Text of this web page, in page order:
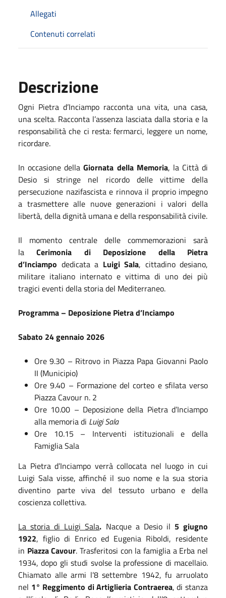
Allegati
Contenuti correlati
Descrizione
Ogni Pietra d’Inciampo racconta una vita, una casa,
una scelta. Racconta l’assenza lasciata dalla storia e la
responsabilità che ci resta: fermarci, leggere un nome,
ricordare.
In occasione dellaGiornata della Memoria, la Città di
Desio si stringe nel ricordo delle vittime della
persecuzione nazifascista e rinnova il proprio impegno
a trasmettere alle nuove generazioni i valori della
libertà, della dignità umana e della responsabilità civile.
Il momento centrale delle commemorazioni sarà
laCerimonia di Deposizione della Pietra
d’Inciampo dedicata a Luigi Sala, cittadino desiano,
militare italiano internato e vittima di uno dei più
tragici eventi della storia del Mediterraneo.
Programma – Deposizione Pietra d’Inciampo
Sabato 24 gennaio 2026
Ore 9.30 – Ritrovo in Piazza Papa Giovanni Paolo
II (Municipio)
Ore 9.40 – Formazione del corteo e sfilata verso
Piazza Cavour n. 2
Ore 10.00 – Deposizione della Pietra d’Inciampo
alla memoria di Luigi Sala
Ore 10.15 – Interventi istituzionali e della
Famiglia Sala
La Pietra d’Inciampo verrà collocata nel luogo in cui
Luigi Sala visse, affinché il suo nome e la sua storia
diventino parte viva del tessuto urbano e della
coscienza collettiva.
La storia di Luigi Sala. Nacque a Desio il 5 giugno
1922, figlio di Enrico ed Eugenia Riboldi, residente
in Piazza Cavour. Trasferitosi con la famiglia a Erba nel
1934, dopo gli studi svolse la professione di macellaio.
Chiamato alle armi l’8 settembre 1942, fu arruolato
nel 1° Reggimento di Artiglieria Contraerea, di stanza